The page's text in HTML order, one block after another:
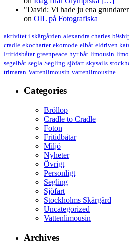
"David: Vi hade ju ena
on OIL på Fotografiska
aktivitet i skärgården alexandra charles
cradle ekocharter ekomode elbåt eldriven
Fritidsbåtar greenpeace hyr båt limousin
segelbåt segla Segling sjöfart skysails
trimaran Vattenlimousin vattenlimousine
Categories
Bröllop
Cradle to Cradle
Foton
Fritidbåtar
Miljö
Nyheter
Övrigt
Personligt
Segling
Sjöfart
Stockholms Skärgård
Uncategorized
Vattenlimousin
Archives